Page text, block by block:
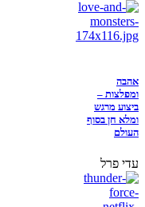
אהבה
ומפלצות –
ביצוע מרגש
ומלא חן בסוף
העולם
עדי פרל